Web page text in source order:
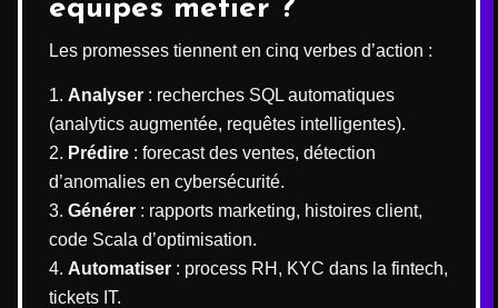
équipes métier ?
Les promesses tiennent en cinq verbes d’action :
Analyser : recherches SQL automatiques
(analytics augmentée, requêtes intelligentes).
Prédire : forecast des ventes, détection
d’anomalies en cybersécurité.
Générer : rapports marketing, histoires client,
code Scala d’optimisation.
Automatiser : process RH, KYC dans la fintech,
tickets IT.